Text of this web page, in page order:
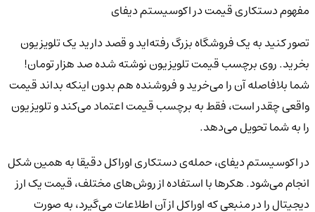
مفهوم دستکاری قیمت در اکوسیستم دیفای
تصور کنید به یک فروشگاه بزرگ رفته‌اید و قصد دارید یک تلویزیون
بخرید. روی برچسب قیمت تلویزیون نوشته شده صد هزار تومان!
شما بلافاصله آن را می‌خرید و فروشنده هم بدون اینکه بداند قیمت
واقعی چقدر است، فقط به برچسب قیمت اعتماد می‌کند و تلویزیون
را به شما تحویل می‌دهد.
در اکوسیستم دیفای، حمله‌ی دستکاری اوراکل دقیقا به همین شکل
انجام می‌شود. هکرها با استفاده از روش‌های مختلف، قیمت یک ارز
دیجیتال را در منبعی که اوراکل از آن اطلاعات می‌گیرد، به صورت